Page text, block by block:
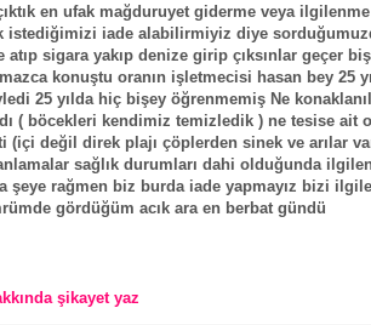
en ufak mağduruyet giderme veya
istediğimizi iade alabilirmiyiz diye
atıp sigara yakıp denize girip çıksınlar geçer
konuştu oranın işletmecisi hasan bey 25
25 yılda hiç bişey öğrenmemiş Ne
( böcekleri kendimiz temizledik ) ne tesise ait
(içi değil direk plajı çöplerden sinek ve arılar
sağlık durumları dahi olduğunda
şeye rağmen biz burda iade yapmayız bizi
gördüğüm acık ara en berbat gündü
şikayet yaz